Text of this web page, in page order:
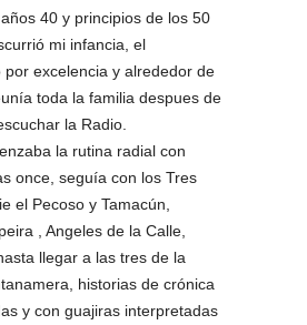
40 y principios de los 50
mi infancia, el
por excelencia y alrededor de
toda la familia despues de
la Radio.
la rutina radial con
once, seguía con los Tres
el Pecoso y Tamacún,
, Angeles de la Calle,
llegar a las tres de la
historias de crónica
y con guajiras interpretadas